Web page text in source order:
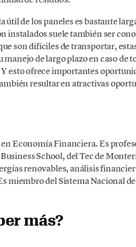
útil de los paneles es bastante
instalados suele también ser
son difíciles de transportar,
manejo de largo plazo en caso de
esto ofrece importantes
resultar en atractivas
Economía Financiera. Es
School, del Tec de
renovables, análisis
miembro del Sistema Nacional
más?